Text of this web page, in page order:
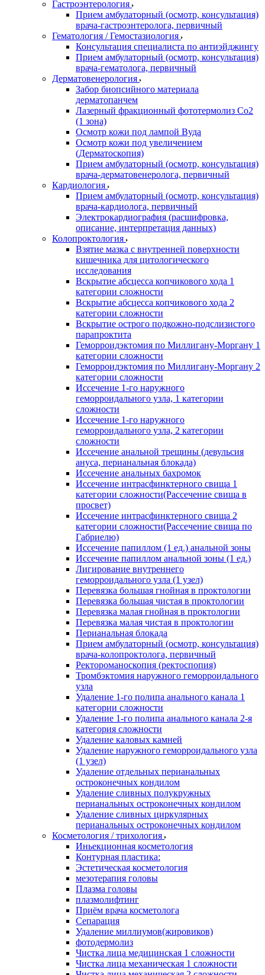
Гастроэнтерология
Прием амбулаторный (осмотр, консультация)
врача-гастроэнтеролога, первичный
Гематология / Гемостазиология
Консультация специалиста по антиэйджингу
Прием амбулаторный (осмотр, консультация)
врача-гематолога, первичный
Дерматовенерология
Забор биопсийного материала
дерматопанчем
Лазерный фракционный фототермолиз Со2
(1 зона)
Осмотр кожи под лампой Вуда
Осмотр кожи под увеличением
(Дерматоскопия)
Прием амбулаторный (осмотр, консультация)
врача-дерматовенеролога, первичный
Кардиология
Прием амбулаторный (осмотр, консультация)
врача-кардиолога, первичный
Электрокардиография (расшифровка,
описание, интерпретация данных)
Колопроктология
Взятие мазка с внутренней поверхности
кишечника для цитологического
исследования
Вскрытие абсцесса копчикового хода 1
категории сложности
Вскрытие абсцесса копчикового хода 2
категории сложности
Вскрытие острого подкожно-подслизистого
парапроктита
Геморроидэктомия по Миллигану-Моргану 1
категории сложности
Геморроидэктомия по Миллигану-Моргану 2
категории сложности
Иссечение 1-го наружного
геморроидального узла, 1 категории
сложности
Иссечение 1-го наружного
геморроидального узла, 2 категории
сложности
Иссечение анальной трещины (девульсия
ануса, перианальная блокада)
Иссечение анальных бахромок
Иссечение интрасфинктерного свища 1
категории сложности(Рассечение свища в
просвет)
Иссечение интрасфинктерного свища 2
категории сложности(Рассечение свища по
Габриелю)
Иссечение папиллом (1 ед.) анальной зоны
Иссечение папиллом анальной зоны (1 ед.)
Лигирование внутреннего
геморроидального узла (1 узел)
Перевязка большая гнойная в проктологии
Перевязка большая чистая в проктологии
Перевязка малая гнойная в проктологии
Перевязка малая чистая в проктологии
Перианальная блокада
Прием амбулаторный (осмотр, консультация)
врача-колопроктолога, первичный
Ректороманоскопия (ректоспопия)
Тромбэктомия наружного геморроидального
узла
Удаление 1-го полипа анального канала 1
категории сложности
Удаление 1-го полипа анального канала 2-я
категория сложности
Удаление каловых камней
Удаление наружного геморроидального узла
(1 узел)
Удаление отдельных перианальных
остроконечных кондилом
Удаление сливных полукружных
перианальных остроконечных кондилом
Удаление сливных циркулярных
перианальных остроконечных кондилом
Косметология / трихология
Иньекционная косметология
Контурная пластика:
Эстетическая косметология
мезотерапия головы
Плазма головы
плазмолифтинг
Приём врача косметолога
Сепарация
Удаление миллиумов(жировиков)
фотодермолиз
Чистка лица медицинская 1 сложности
Чистка лица механическая 1 сложности